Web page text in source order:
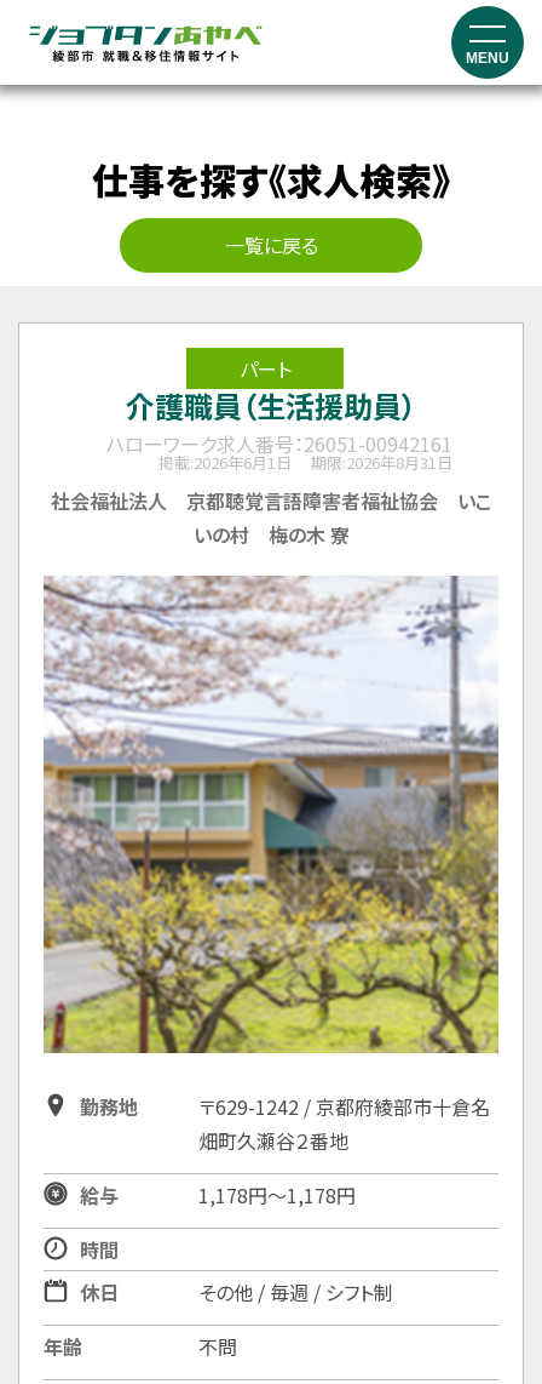
MENU
仕事を探す《求人検索》
一覧に戻る
パート
介護職員（生活援助員）
ハローワーク求人番号：26051-00942161
掲載:2026年6月1日 期限:2026年8月31日
社会福祉法人 京都聴覚言語障害者福祉協会 いこ
いの村 梅の木 寮
勤務地
〒629-1242 / 京都府綾部市十倉名
畑町久瀬谷２番地
給与
1,178円～1,178円
時間
休日
その他 / 毎週 / シフト制
年齢
不問